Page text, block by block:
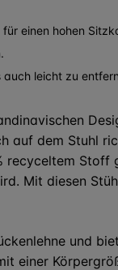
einen hohen
leicht zu
auf dem Stuhl
recyceltem Stoff
Mit diesen
und
einer